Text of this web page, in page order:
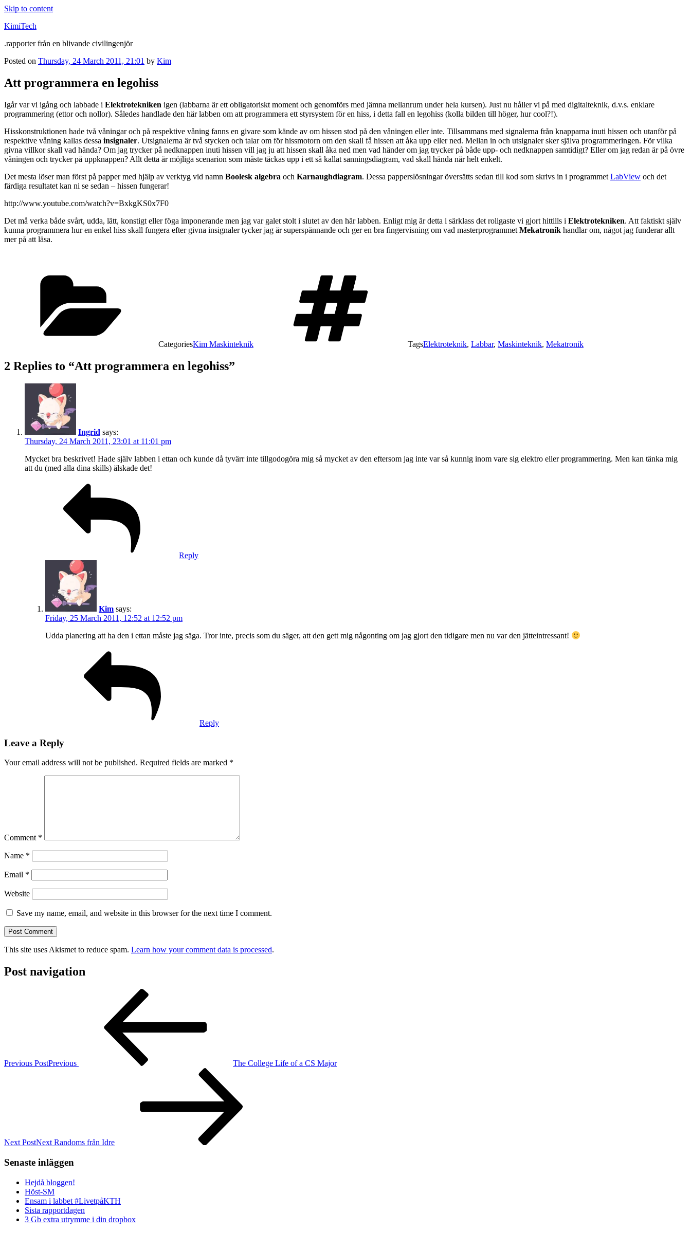
Skip to content
KimiTech
.rapporter från en blivande civilingenjör
Posted on Thursday, 24 March 2011, 21:01 by Kim
Att programmera en legohiss
Igår var vi igång och labbade i Elektrotekniken igen (labbarna är ett obligatoriskt moment och genomförs med jämna mellanrum under hela kursen). Just nu håller vi på med digitalteknik, d.v.s. enklare
programmering (ettor och nollor). Således handlade den här labben om att programmera ett styrsystem för en hiss, i detta fall en legohiss (kolla bilden till höger, hur cool?!).
Hisskonstruktionen hade två våningar och på respektive våning fanns en givare som kände av om hissen stod på den våningen eller inte. Tillsammans med signalerna från knapparna inuti hissen och utanför på
respektive våning kallas dessa insignaler. Utsignalerna är två stycken och talar om för hissmotorn om den skall få hissen att åka upp eller ned. Mellan in och utsignaler sker själva programmeringen. För vilka
givna villkor skall vad hända? Om jag trycker på nedknappen inuti hissen vill jag ju att hissen skall åka ned men vad händer om jag trycker på både upp- och nedknappen samtidigt? Eller om jag redan är på övre
våningen och trycker på uppknappen? Allt detta är möjliga scenarion som måste täckas upp i ett så kallat sanningsdiagram, vad skall hända när helt enkelt.
Det mesta löser man först på papper med hjälp av verktyg vid namn Boolesk algebra och Karnaughdiagram. Dessa papperslösningar översätts sedan till kod som skrivs in i programmet LabView och det
färdiga resultatet kan ni se sedan – hissen fungerar!
http://www.youtube.com/watch?v=BxkgKS0x7F0
Det må verka både svårt, udda, lätt, konstigt eller föga imponerande men jag var galet stolt i slutet av den här labben. Enligt mig är detta i särklass det roligaste vi gjort hittills i Elektrotekniken. Att faktiskt själv
kunna programmera hur en enkel hiss skall fungera efter givna insignaler tycker jag är superspännande och ger en bra fingervisning om vad masterprogrammet Mekatronik handlar om, något jag funderar allt
mer på att läsa.
CategoriesKim Maskinteknik TagsElektroteknik, Labbar, Maskinteknik, Mekatronik
2 Replies to “Att programmera en legohiss”
Ingrid says:
Thursday, 24 March 2011, 23:01 at 11:01 pm
Mycket bra beskrivet! Hade själv labben i ettan och kunde då tyvärr inte tillgodogöra mig så mycket av den eftersom jag inte var så kunnig inom vare sig elektro eller programmering. Men kan tänka mig
att du (med alla dina skills) älskade det!
Reply
Kim says:
Friday, 25 March 2011, 12:52 at 12:52 pm
Udda planering att ha den i ettan måste jag säga. Tror inte, precis som du säger, att den gett mig någonting om jag gjort den tidigare men nu var den jätteintressant!
Reply
Leave a Reply
Your email address will not be published. Required fields are marked *
Comment *
Name *
Email *
Website
Save my name, email, and website in this browser for the next time I comment.
This site uses Akismet to reduce spam. Learn how your comment data is processed.
Post navigation
Previous PostPrevious The College Life of a CS Major
Next PostNext Randoms från Idre
Senaste inläggen
Hejdå bloggen!
Höst-SM
Ensam i labbet #LivetpåKTH
Sista rapportdagen
3 Gb extra utrymme i din dropbox